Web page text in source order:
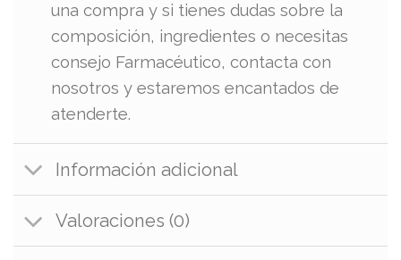
una compra y si tienes dudas sobre la
composición, ingredientes o necesitas
consejo Farmacéutico, contacta con
nosotros y estaremos encantados de
atenderte.
Información adicional
Valoraciones (0)